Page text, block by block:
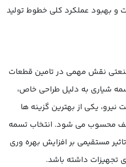
و بهبود عملکرد کلی خطوط تولید
نقش مهمی در تامین قطعات
شیاری به دلیل طراحی خاص،
نیرو، یکی از بهترین گزینه ها
محسوب می شود. انتخاب تسمه
مستقیمی بر افزایش بهره وری
تجهیزات داشته باشد.